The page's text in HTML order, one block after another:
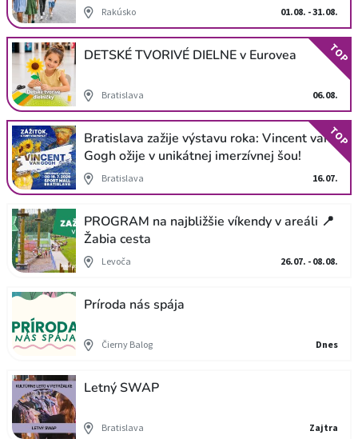
Rakúsko 01.08. - 31.08.
DETSKÉ TVORIVÉ DIELNE v Eurovea
Bratislava 06.08.
TOP
Bratislava zažije výstavu roka: Vincent van
Gogh ožije v unikátnej imerzívnej šou!
Bratislava 16.07.
TOP
PROGRAM na najbližšie víkendy v areáli 📍
Žabia cesta
Levoča 26.07. - 08.08.
Príroda nás spája
Čierny Balog Dnes
Letný SWAP
Bratislava Zajtra